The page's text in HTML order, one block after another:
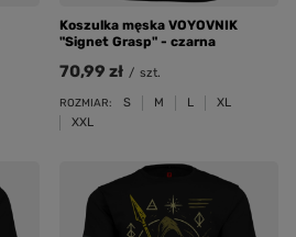
Koszulka męska VOYOVNIK
"Signet Grasp" - czarna
70,99 zł / szt.
ROZMIAR: S M L
XL
XXL